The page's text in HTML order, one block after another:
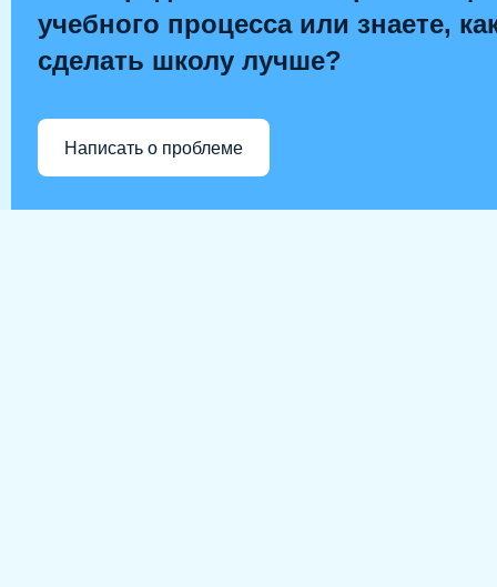
учебного процесса или знаете,
сделать школу лучше?
Написать о проблеме